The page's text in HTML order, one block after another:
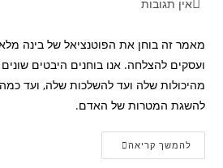
אין תגובות
ועסקים להצלחה. אנו בוחנים היבטים
מהיכולות שלה ועד להשלכות שלה, ועד
להשגת המטרות של האדם.
להמשך קריאההאם
הבינה